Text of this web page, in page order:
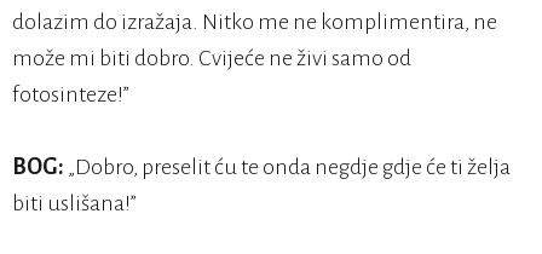
dolazim do izražaja. Nitko me ne komplimentira, ne
može mi biti dobro. Cvijeće ne živi samo od
fotosinteze!”
BOG: „Dobro, preselit ću te onda negdje gdje će ti želja
biti uslišana!”